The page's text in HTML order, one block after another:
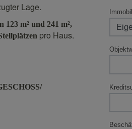
Lage.
123 m² und 241 m²,
pro Haus.